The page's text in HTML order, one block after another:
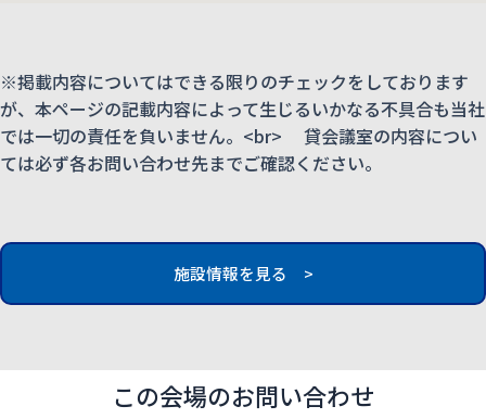
※掲載内容についてはできる限りのチェックをしております
が、本ページの記載内容によって生じるいかなる不具合も当社
では一切の責任を負いません。<br> 貸会議室の内容につい
ては必ず各お問い合わせ先までご確認ください。
施設情報を見る >
この会場のお問い合わせ